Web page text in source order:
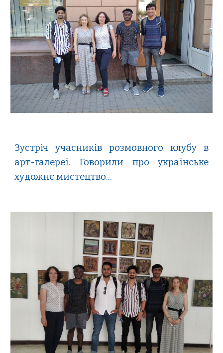
Зустріч учасників розмовного клубу в
арт-галереї. Говорили про українське
художнє мистецтво...